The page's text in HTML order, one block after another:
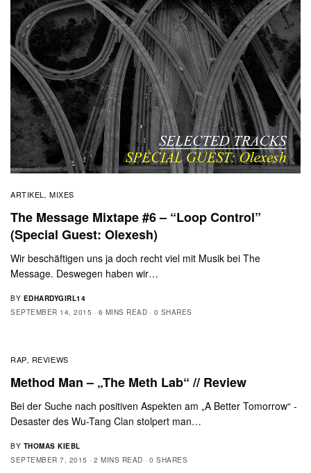
ARTIKEL , MIXES
The Message Mixtape #6 – “Loop Control”
(Special Guest: Olexesh)
Wir beschäftigen uns ja doch recht viel mit Musik bei The
Message. Deswegen haben wir…
BY EDHARDYGIRL14
SEPTEMBER 14, 2015
6 MINS READ 0 SHARES
RAP, REVIEWS
Method Man – „The Meth Lab“ // Review
Bei der Suche nach positiven Aspekten am „A Better Tomorrow“ -
Desaster des Wu-Tang Clan stolpert man…
BY THOMAS KIEBL
SEPTEMBER 7, 2015
2 MINS READ 0 SHARES